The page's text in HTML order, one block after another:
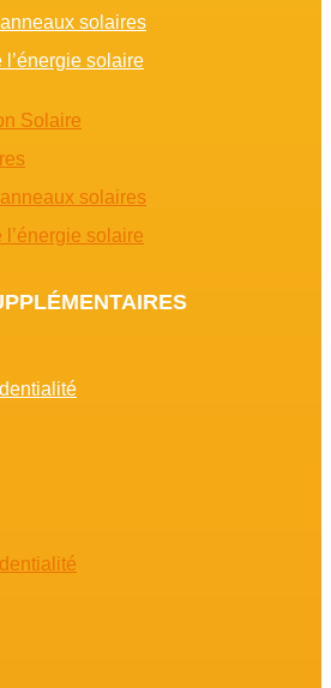
solaires
solaire
Solaire
solaires
solaire